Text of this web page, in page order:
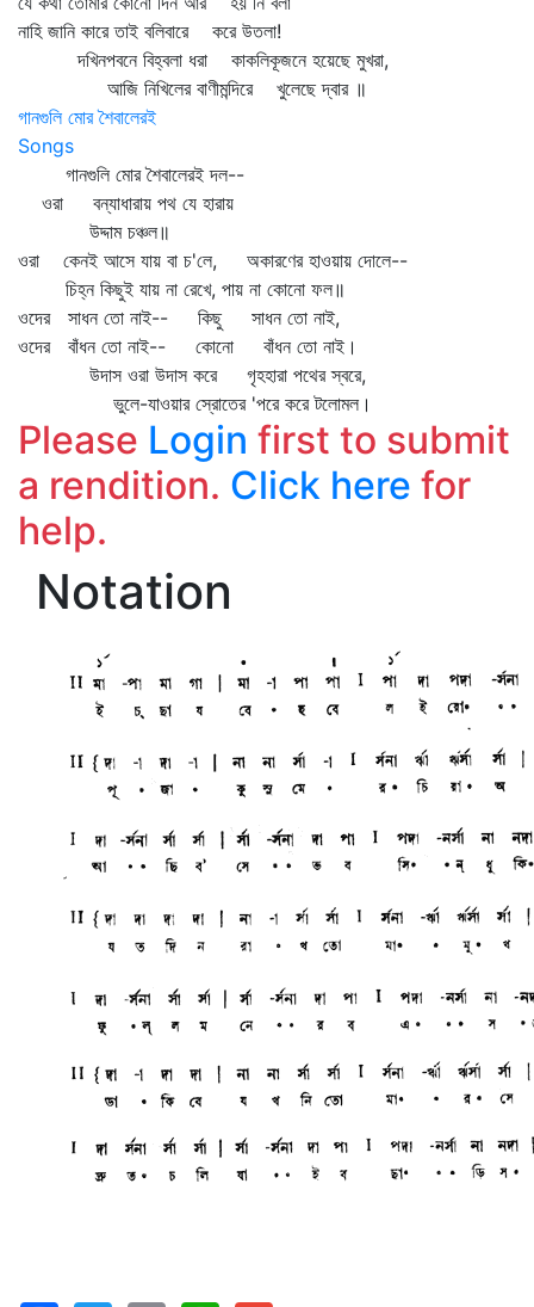
নাহি জানি কারে তাই বলিবারে করে উতলা!
দখিনপবনে বিহ্বলা ধরা কাকলিকূজনে হয়েছে মুখরা,
আজি নিখিলের বাণীমন্দিরে খুলেছে দ্বার ॥
গানগুলি মোর শৈবালেরই
Songs
গানগুলি মোর শৈবালেরই দল--
ওরা বন্যাধারায় পথ যে হারায়
উদ্দাম চঞ্চল॥
ওরা কেনই আসে যায় বা চ'লে, অকারণের হাওয়ায় দোলে--
চিহ্ন কিছুই যায় না রেখে, পায় না কোনো ফল॥
ওদের সাধন তো নাই-- কিছু সাধন তো নাই,
ওদের বাঁধন তো নাই-- কোনো বাঁধন তো নাই।
উদাস ওরা উদাস করে গৃহহারা পথের স্বরে,
ভুলে-যাওয়ার স্রোতের 'পরে করে টলোমল।
Please Login first to submit
a rendition. Click here for
help.
Notation